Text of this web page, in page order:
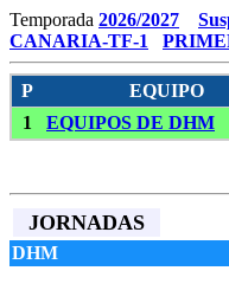
Temporada 2026/2027
CANARIA-TF-1
P EQUIPO
1
EQUIPOS DE DHM
JORNADAS
DHM